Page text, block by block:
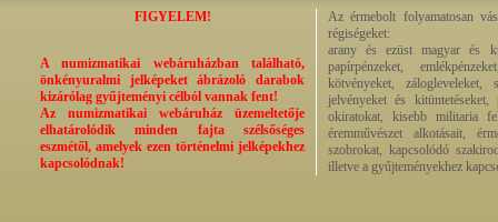
FIGYELEM!
A numizmatikai webáruházban található,
önkényuralmi jelképeket ábrázoló darabok
kizárólag gyűjteményi célból vannak fent!
Az numizmatikai webáruház üzemeltetője
elhatárolódik minden fajta szélsőséges
eszmétől, amelyek ezen történelmi jelképekhez
kapcsolódnak!
Az érmebolt folyamatosan
régiségeket:
arany és ezüst magyar és
papírpénzeket,
kötvényeket,
jelvényeket és kitüntetéseket,
okiratokat, kisebb militaria
éremművészet alkotásait,
szobrokat, kapcsolódó
illetve a gyűjteményekhez